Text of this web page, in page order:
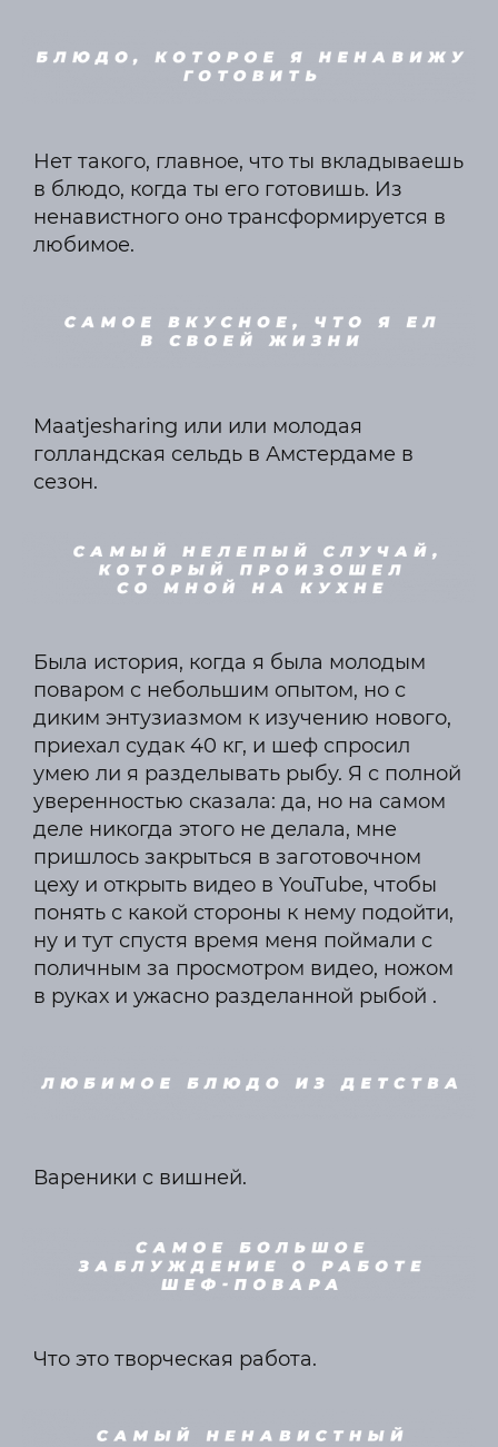
Нет такого, главное, что ты вкладываешь
в блюдо, когда ты его готовишь. Из
ненавистного оно трансформируется в
любимое.
Maatjesharing или или молодая
голландская сельдь в Амстердаме в
сезон.
Была история, когда я была молодым
поваром с небольшим опытом, но с
диким энтузиазмом к изучению нового,
приехал судак 40 кг, и шеф спросил
умею ли я разделывать рыбу. Я с полной
уверенностью сказала: да, но на самом
деле никогда этого не делала, мне
пришлось закрыться в заготовочном
цеху и открыть видео в YouTube, чтобы
понять с какой стороны к нему подойти,
ну и тут спустя время меня поймали с
поличным за просмотром видео, ножом
в руках и ужасно разделанной рыбой .
Вареники с вишней.
Что это творческая работа.